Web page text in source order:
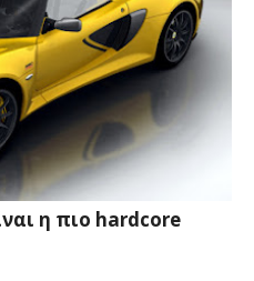
η πιο hardcore